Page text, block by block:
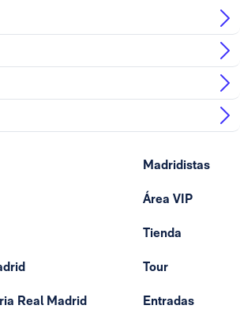
Real Madrid
Madridistas
Área VIP
Tienda
Tour
Entradas